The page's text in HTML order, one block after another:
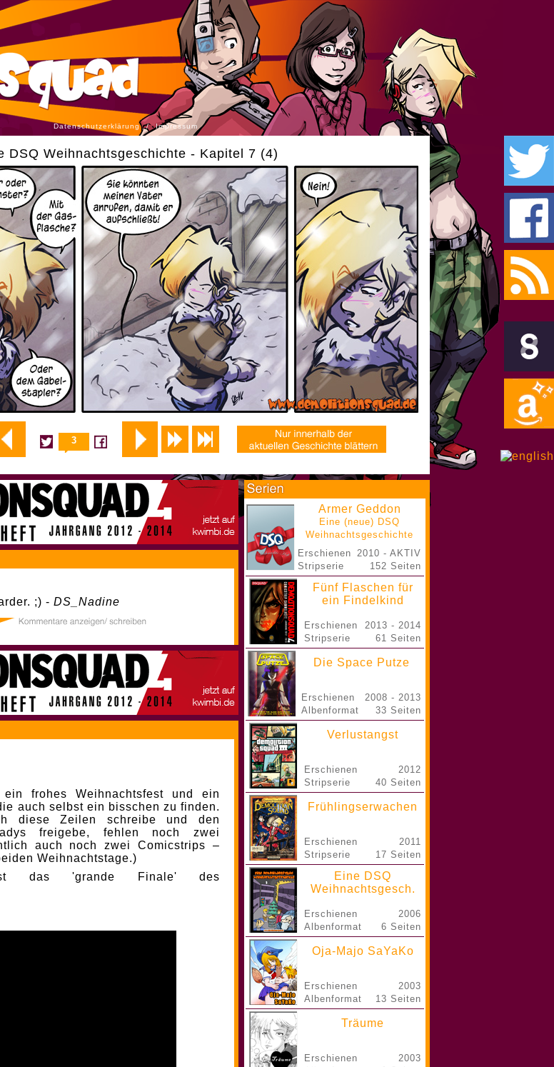
Datenschutzerklärung / Impressum
DSQ Weihnachtsgeschichte - Kapitel 7 (4)
3
;) - DS_Nadine
frohes Weihnachtsfest und ein
auch selbst ein bisschen zu finden.
diese Zeilen schreibe und den
freigebe, fehlen noch zwei
auch noch zwei Comicstrips –
Weihnachtstage.)
das 'grande Finale' des
Armer Geddon
Eine (neue) DSQ
Weihnachtsgeschichte
Erschienen
Stripserie
2010 - AKTIV
152 Seiten
Fünf Flaschen für
ein Findelkind
Erschienen
Stripserie
2013 - 2014
61 Seiten
Die Space Putze
Erschienen
Albenformat
2008 - 2013
33 Seiten
Verlustangst
Erschienen
Stripserie
2012
40 Seiten
Frühlingserwachen
Erschienen
Stripserie
2011
17 Seiten
Eine DSQ
Weihnachtsgesch.
Erschienen
Albenformat
2006
6 Seiten
Oja-Majo SaYaKo
Erschienen
Albenformat
2003
13 Seiten
Träume
Erschienen
2003